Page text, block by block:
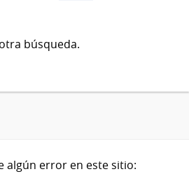
búsqueda.
algún error en este sitio: